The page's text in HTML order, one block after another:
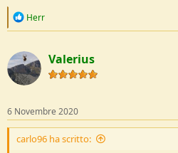
R
c
t
i
o
s
:
Herr
Valerius
6 Novembre 2020
carlo96 ha scritto: